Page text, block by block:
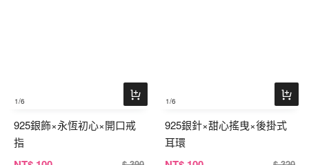
1/6
925銀飾×永恆初心×開口戒
指
1/6
925銀針×甜心搖曳×後掛式
耳環